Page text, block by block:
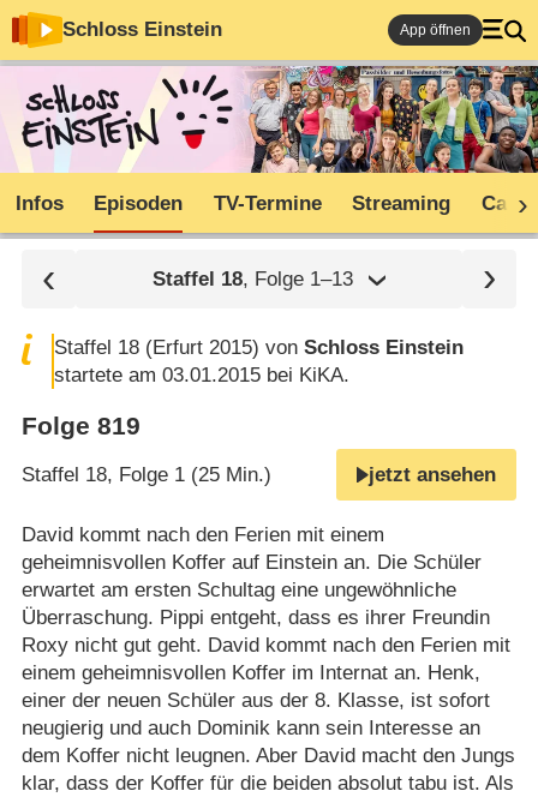
Schloss Einstein App öffnen
Infos Episoden TV-Termine Streaming Cast
Staffel 18, Folge 1⁠–⁠13
Staffel 18 (Erfurt 2015) vonSchloss Einstein
startete am 03.01.2015 bei KiKA.
Folge 819
Staffel 18, Folge 1 (25 Min.) jetzt ansehen
David kommt nach den Ferien mit einem
geheimnisvollen Koffer auf Einstein an. Die Schüler
erwartet am ersten Schultag eine ungewöhnliche
Überraschung. Pippi entgeht, dass es ihrer Freundin
Roxy nicht gut geht. David kommt nach den Ferien mit
einem geheimnisvollen Koffer im Internat an. Henk,
einer der neuen Schüler aus der 8. Klasse, ist sofort
neugierig und auch Dominik kann sein Interesse an
dem Koffer nicht leugnen. Aber David macht den Jungs
klar, dass der Koffer für die beiden absolut tabu ist. Als